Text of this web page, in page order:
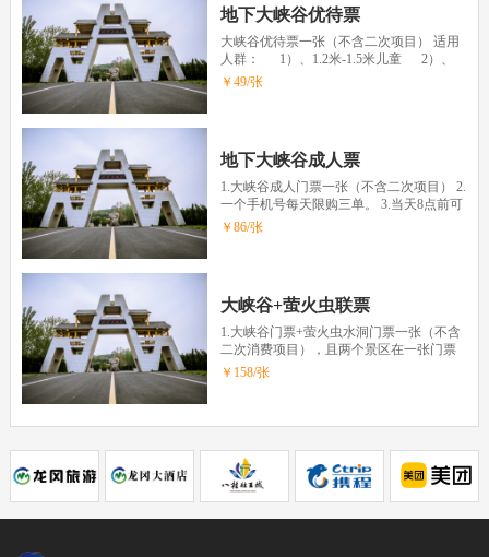
地下大峡谷优待票
大峡谷优待票一张（不含二次项目） 适用
人群： 1）、1.2米-1.5米儿童 2）、
60周岁-70周岁（不含）（凭本人身份证或
￥49/张
地下大峡谷成人票
1.大峡谷成人门票一张（不含二次项目） 2.
一个手机号每天限购三单。 3.当天8点前可
预订当日票。 4.请持系统原始短信或二维
￥86/张
大峡谷+萤火虫联票
1.大峡谷门票+萤火虫水洞门票一张（不含
二次消费项目），且两个景区在一张门票
上，兑换成功非景区自身原因不退不补。
￥158/张
萤火虫水洞优待票
萤火虫水洞优待票一张（不含二次项目）
适用人群： 1）、1.2米-1.5米儿童 2）、60
￥60/张